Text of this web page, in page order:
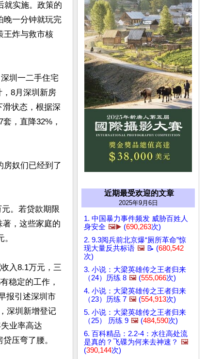
就实施。政策的
晚一分钟就玩完
王炸与救市核
圳一二手住宅
，8月深圳新房
滑状态，根据深
，直降32%，
房奴们已经到了
。若贷款期限
著，这些家庭的
入8.1万元，三
稳定的工作，
报引述深圳市
深圳新增登记
业率高达
压弯了腰。
近期最受欢迎的文章
2025年9月6日
1. 中国暴力事件频发 威胁百姓人
身安全 🖼️▶️ (690,263次)
2. 9.3阅兵前北京爆“厕所革命”惊
现大量反共标语 🖼️ 📝 (680,542
次)
3. 小说：大梁英雄传之王者归来
（24）历练 8 🖼️ (555,066次)
4. 小说：大梁英雄传之王者归来
（23）历练 7 🖼️ (554,913次)
5. 小说：大梁英雄传之王者归来
（25） 历练 9 🖼️ (484,590次)
6. 百科精品：2.2-4：水往高处流
是真的？飞碟为何来去神速？ 🖼️
(390,144次)